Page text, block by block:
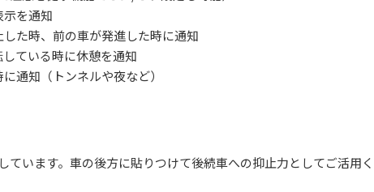
示を通知
た時、前の車が発進した時に通知
ている時に休憩を通知
通知（トンネルや夜など）
います。車の後方に貼りつけて後続車への抑止力としてご活用